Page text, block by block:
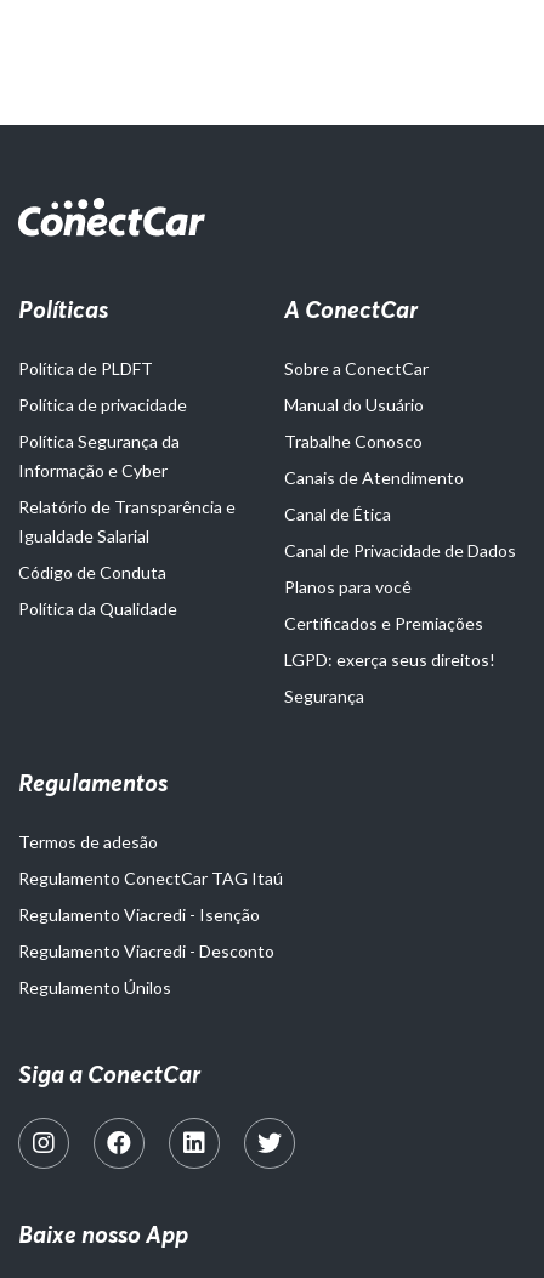
Políticas
Política de PLDFT
Política de privacidade
Política Segurança da
Informação e Cyber
Relatório de Transparência e
Igualdade Salarial
Código de Conduta
Política da Qualidade
A ConectCar
Sobre a ConectCar
Manual do Usuário
Trabalhe Conosco
Canais de Atendimento
Canal de Ética
Canal de Privacidade de Dados
Planos para você
Certificados e Premiações
LGPD: exerça seus direitos!
Segurança
Regulamentos
Termos de adesão
Regulamento ConectCar TAG Itaú
Regulamento Viacredi - Isenção
Regulamento Viacredi - Desconto
Regulamento Únilos
Siga a ConectCar
Baixe nosso App